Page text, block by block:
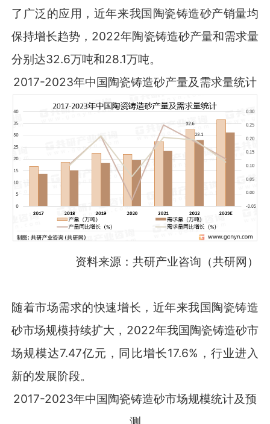
了广泛的应用，近年来我国陶瓷铸造砂产销量均
保持增长趋势，2022年陶瓷铸造砂产量和需求量
分别达32.6万吨和28.1万吨。
2017-2023年中国陶瓷铸造砂产量及需求量统计
资料来源：共研产业咨询（共研网）
随着市场需求的快速增长，近年来我国陶瓷铸造
砂市场规模持续扩大，2022年我国陶瓷铸造砂市
场规模达7.47亿元，同比增长17.6%，行业进入
新的发展阶段。
2017-2023年中国陶瓷铸造砂市场规模统计及预